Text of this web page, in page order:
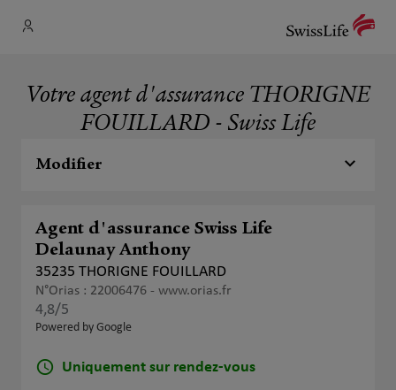
Votre agent d'assurance THORIGNE
FOUILLARD - Swiss Life
Modifier
Agent d'assurance Swiss Life
Delaunay Anthony
35235 THORIGNE FOUILLARD
N°Orias : 22006476 - www.orias.fr
4,8/5
Powered by Google
Uniquement sur rendez-vous